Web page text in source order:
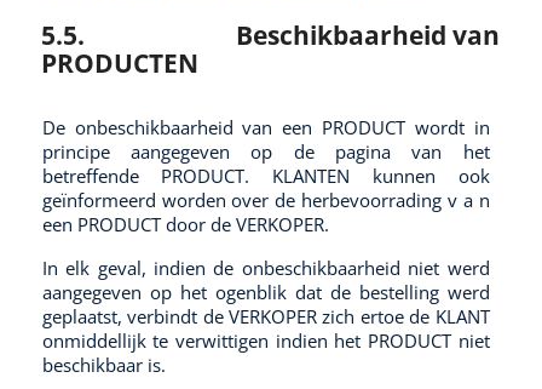
5.5.
Beschikbaarheid van
PRODUCTEN
De onbeschikbaarheid van een PRODUCT wordt in
principe aangegeven op de pagina van het
betreffende PRODUCT. KLANTEN kunnen ook
geïnformeerd worden over de herbevoorrading v a n
een PRODUCT door de VERKOPER.
In elk geval, indien de onbeschikbaarheid niet werd
aangegeven op het ogenblik dat de bestelling werd
geplaatst, verbindt de VERKOPER zich ertoe de KLANT
onmiddellijk te verwittigen indien het PRODUCT niet
beschikbaar is.